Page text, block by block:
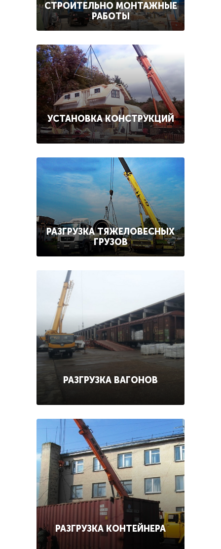
СТРОИТЕЛЬНО МОНТАЖНЫЕ
РАБОТЫ
УСТАНОВКА КОНСТРУКЦИЙ
РАЗГРУЗКА ТЯЖЕЛОВЕСНЫХ
ГРУЗОВ
РАЗГРУЗКА ВАГОНОВ
РАЗГРУЗКА КОНТЕЙНЕРА